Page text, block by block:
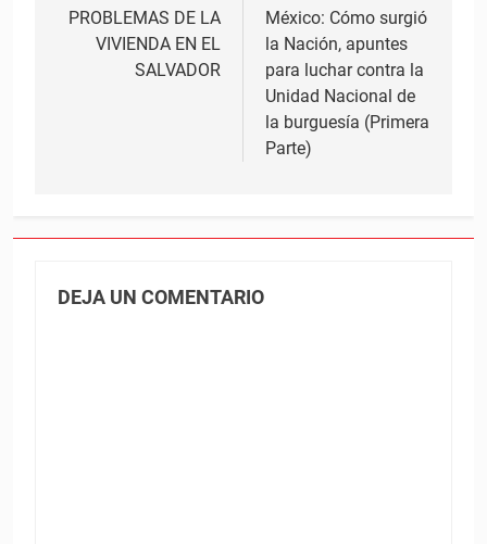
de
entradas
PROBLEMAS DE LA
VIVIENDA EN EL
SALVADOR
México: Cómo surgió
la Nación, apuntes
para luchar contra la
Unidad Nacional de
la burguesía (Primera
Parte)
DEJA UN COMENTARIO